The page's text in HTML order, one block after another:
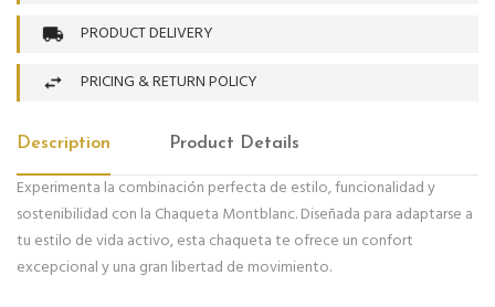
PRODUCT DELIVERY
PRICING & RETURN POLICY
Description Product Details
Experimenta la combinación perfecta de estilo, funcionalidad y
sostenibilidad con la Chaqueta Montblanc. Diseñada para adaptarse a
tu estilo de vida activo, esta chaqueta te ofrece un confort
excepcional y una gran libertad de movimiento.